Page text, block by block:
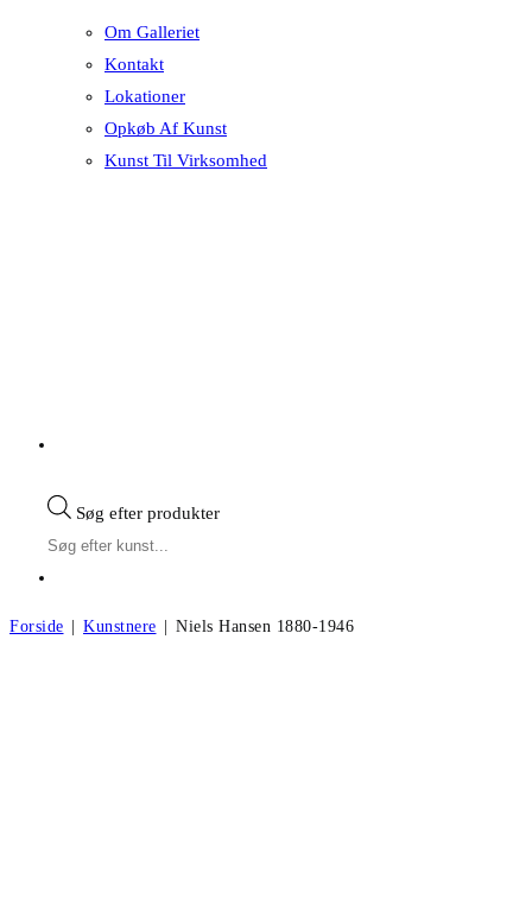
Om Galleriet
Kontakt
Lokationer
Opkøb Af Kunst
Kunst Til Virksomhed
Søg efter produkter
Forside | Kunstnere | Niels Hansen 1880-1946